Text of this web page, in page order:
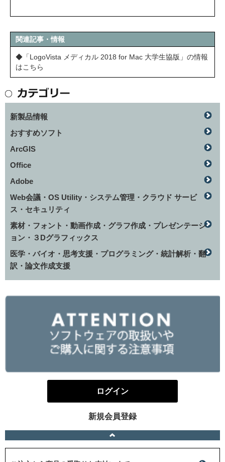
関連記事・情報
◆「LogoVista メディカル 2018 for Mac 大学生協版」の情報
はこちら
新製品情報
おすすめソフト
ArcGIS
Office
Adobe
Web会議・OS Utility・システム管理・クラウド サービ
ス・セキュリティ
素材・フォント・動画作成・グラフ作成・プレゼンテーシ
ョン・３Dグラフィックス
医学・バイオ・思考支援・プログラミング・統計解析・翻
訳・論文作成支援
ログイン
新規会員登録